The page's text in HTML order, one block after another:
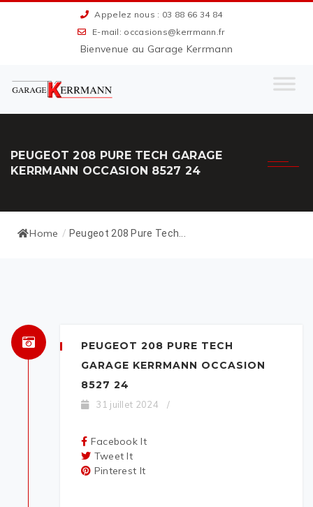
Appelez nous : 03 88 66 34 84
E-mail: occasions@kerrmann.fr
Bienvenue au Garage Kerrmann
PEUGEOT 208 PURE TECH GARAGE
KERRMANN OCCASION 8527 24
Home / Peugeot 208 Pure Tech...
PEUGEOT 208 PURE TECH
GARAGE KERRMANN OCCASION
8527 24
31 juillet 2024 /
Facebook It
Tweet It
Pinterest It